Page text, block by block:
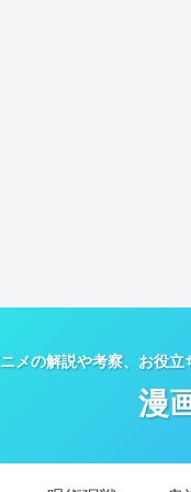
メの解説や考察、お役
漫